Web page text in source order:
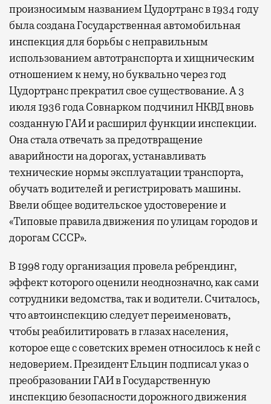
произносимым названием Цудортранс в 1934 году
была создана Государственная автомобильная
инспекция для борьбы с неправильным
использованием автотранспорта и хищническим
отношением к нему, но буквально через год
Цудортранс прекратил свое существование. А 3
июля 1936 года Совнарком подчинил НКВД вновь
созданную ГАИ и расширил функции инспекции.
Она стала отвечать за предотвращение
аварийности на дорогах, устанавливать
технические нормы эксплуатации транспорта,
обучать водителей и регистрировать машины.
Ввели общее водительское удостоверение и
«Типовые правила движения по улицам городов и
дорогам СССР».
В 1998 году организация провела ребрендинг,
эффект которого оценили неоднозначно, как сами
сотрудники ведомства, так и водители. Считалось,
что автоинспекцию следует переименовать,
чтобы реабилитировать в глазах населения,
которое еще с советских времен относилось к ней с
недоверием. Президент Ельцин подписал указ о
преобразовании ГАИ в Государственную
инспекцию безопасности дорожного движения